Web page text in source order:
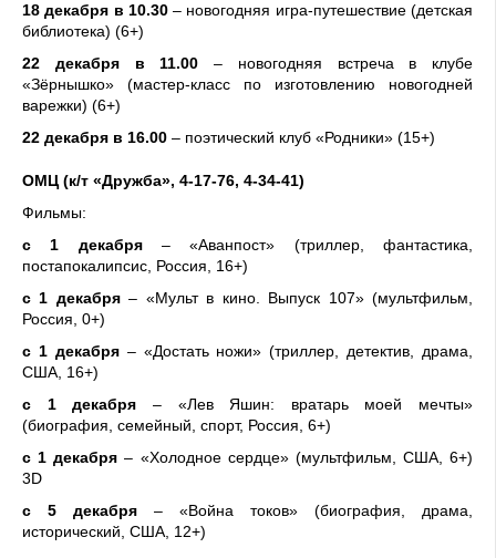
18 декабря в 10.30– новогодняя игра-путешествие (детская
библиотека) (6+)
22 декабря в 11.00 – новогодняя встреча в клубе
«Зёрнышко» (мастер-класс по изготовлению новогодней
варежки) (6+)
22 декабря в 16.00 – поэтический клуб «Родники» (15+)
ОМЦ (к/т «Дружба», 4-17-76, 4-34-41)
Фильмы:
с 1 декабря – «Аванпост» (триллер, фантастика,
постапокалипсис, Россия, 16+)
с 1 декабря– «Мульт в кино. Выпуск 107» (мультфильм,
Россия, 0+)
с 1 декабря – «Достать ножи» (триллер, детектив, драма,
США, 16+)
с 1 декабря – «Лев Яшин: вратарь моей мечты»
(биография, семейный, спорт, Россия, 6+)
с 1 декабря– «Холодное сердце» (мультфильм, США, 6+)
3D
с 5 декабря – «Война токов» (биография, драма,
исторический, США, 12+)